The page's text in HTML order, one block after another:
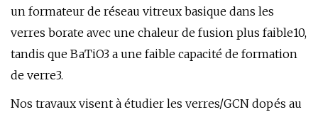
un formateur de réseau vitreux basique dans les
verres borate avec une chaleur de fusion plus faible10,
tandis que BaTiO3 a une faible capacité de formation
de verre3.
Nos travaux visent à étudier les verres/GCN dopés au